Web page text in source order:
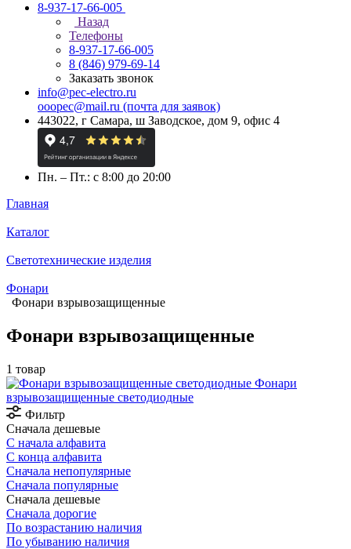
8-937-17-66-005
Назад
Телефоны
8-937-17-66-005
8 (846) 979-69-14
Заказать звонок
info@pec-electro.ru
ooopec@mail.ru (почта для заявок)
443022, г Самара, ш Заводское, дом 9, офис 4
Пн. – Пт.: с 8:00 до 20:00
Главная
Каталог
Светотехнические изделия
Фонари
Фонари взрывозащищенные
Фонари взрывозащищенные
1 товар
Фонари
взрывозащищенные светодиодные
Фильтр
Сначала дешевые
С начала алфавита
С конца алфавита
Сначала непопулярные
Сначала популярные
Сначала дешевые
Сначала дорогие
По возрастанию наличия
По убыванию наличия